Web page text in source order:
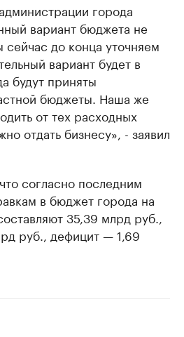
города
вариант бюджета не
до конца уточняем
вариант будет в
будут приняты
бюджеты. Наша же
от тех расходных
отдать бизнесу», - заявил
согласно последним
в бюджет города на
35,39 млрд руб.,
руб., дефицит — 1,69